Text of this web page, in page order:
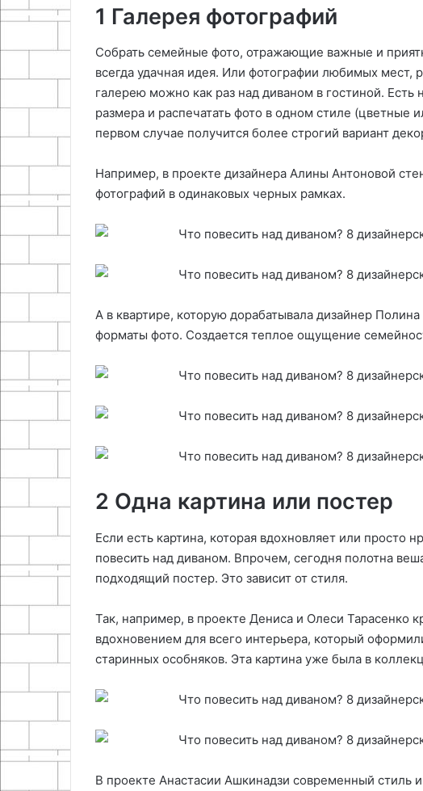
1 Галерея фотографий
Собрать семейные фото, отражающие важные и
всегда удачная идея. Или фотографии любимых мест,
галерею можно как раз над диваном в гостиной. Есть
размера и распечатать фото в одном стиле (цветные
первом случае получится более строгий вариант
Например, в проекте дизайнера Алины Антоновой
фотографий в одинаковых черных рамках.
А в квартире, которую дорабатывала дизайнер
форматы фото. Создается теплое ощущение
2 Одна картина или постер
Если есть картина, которая вдохновляет или просто
повесить над диваном. Впрочем, сегодня полотна
подходящий постер. Это зависит от стиля.
Так, например, в проекте Дениса и Олеси Тарасенко
вдохновением для всего интерьера, который
старинных особняков. Эта картина уже была в
В проекте Анастасии Ашкинадзи современный стиль